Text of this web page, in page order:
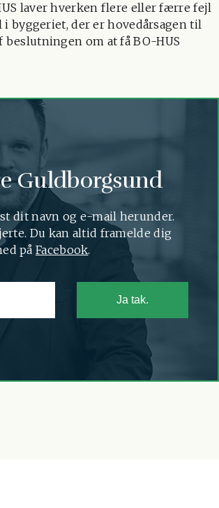
laver hverken flere eller færre fejl
byggeriet, der er hovedårsagen til
om at få BO-HUS
Guldborgsund
dit navn og e-mail herunder.
Du kan altid framelde dig
påFacebook.
Ja tak.